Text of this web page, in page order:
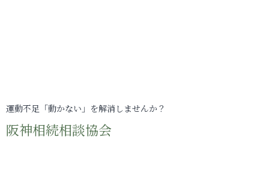
運動不足「動かない」を解消しませんか？
阪神相続相談協会